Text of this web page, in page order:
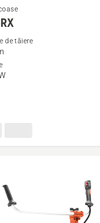
de tăiere